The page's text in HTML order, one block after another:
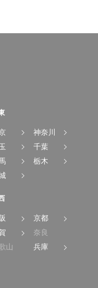
神奈川
千葉
栃木
京都
奈良
山
兵庫